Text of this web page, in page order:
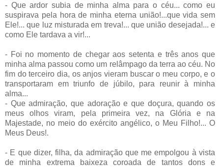
- Que ardor subia de minha alma para o céu... como eu
suspirava pela hora de minha eterna união!...que vida sem
Ele!... que luz misturada em treva!... que união desejada!... e
como Ele tardava a vir!...
- Foi no momento de chegar aos setenta e três anos que
minha alma passou como um relâmpago da terra ao céu. No
fim do terceiro dia, os anjos vieram buscar o meu corpo, e o
transportaram em triunfo de júbilo, para reunir à minha
alma...
- Que admiração, que adoração e que doçura, quando os
meus olhos viram, pela primeira vez, na Glória e na
Majestade, no meio do exército angélico, o Meu Filho!... O
Meus Deus!.
- E que dizer, filha, da admiração que me empolgou à vista
de minha extrema baixeza coroada de tantos dons e